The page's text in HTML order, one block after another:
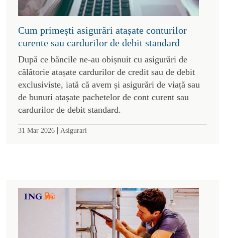
Cum primești asigurări atașate conturilor
curente sau cardurilor de debit standard
După ce băncile ne-au obișnuit cu asigurări de
călătorie atașate cardurilor de credit sau de debit
exclusiviste, iată că avem și asigurări de viață sau
de bunuri atașate pachetelor de cont curent sau
cardurilor de debit standard.
31 Mar 2026 | Asigurari